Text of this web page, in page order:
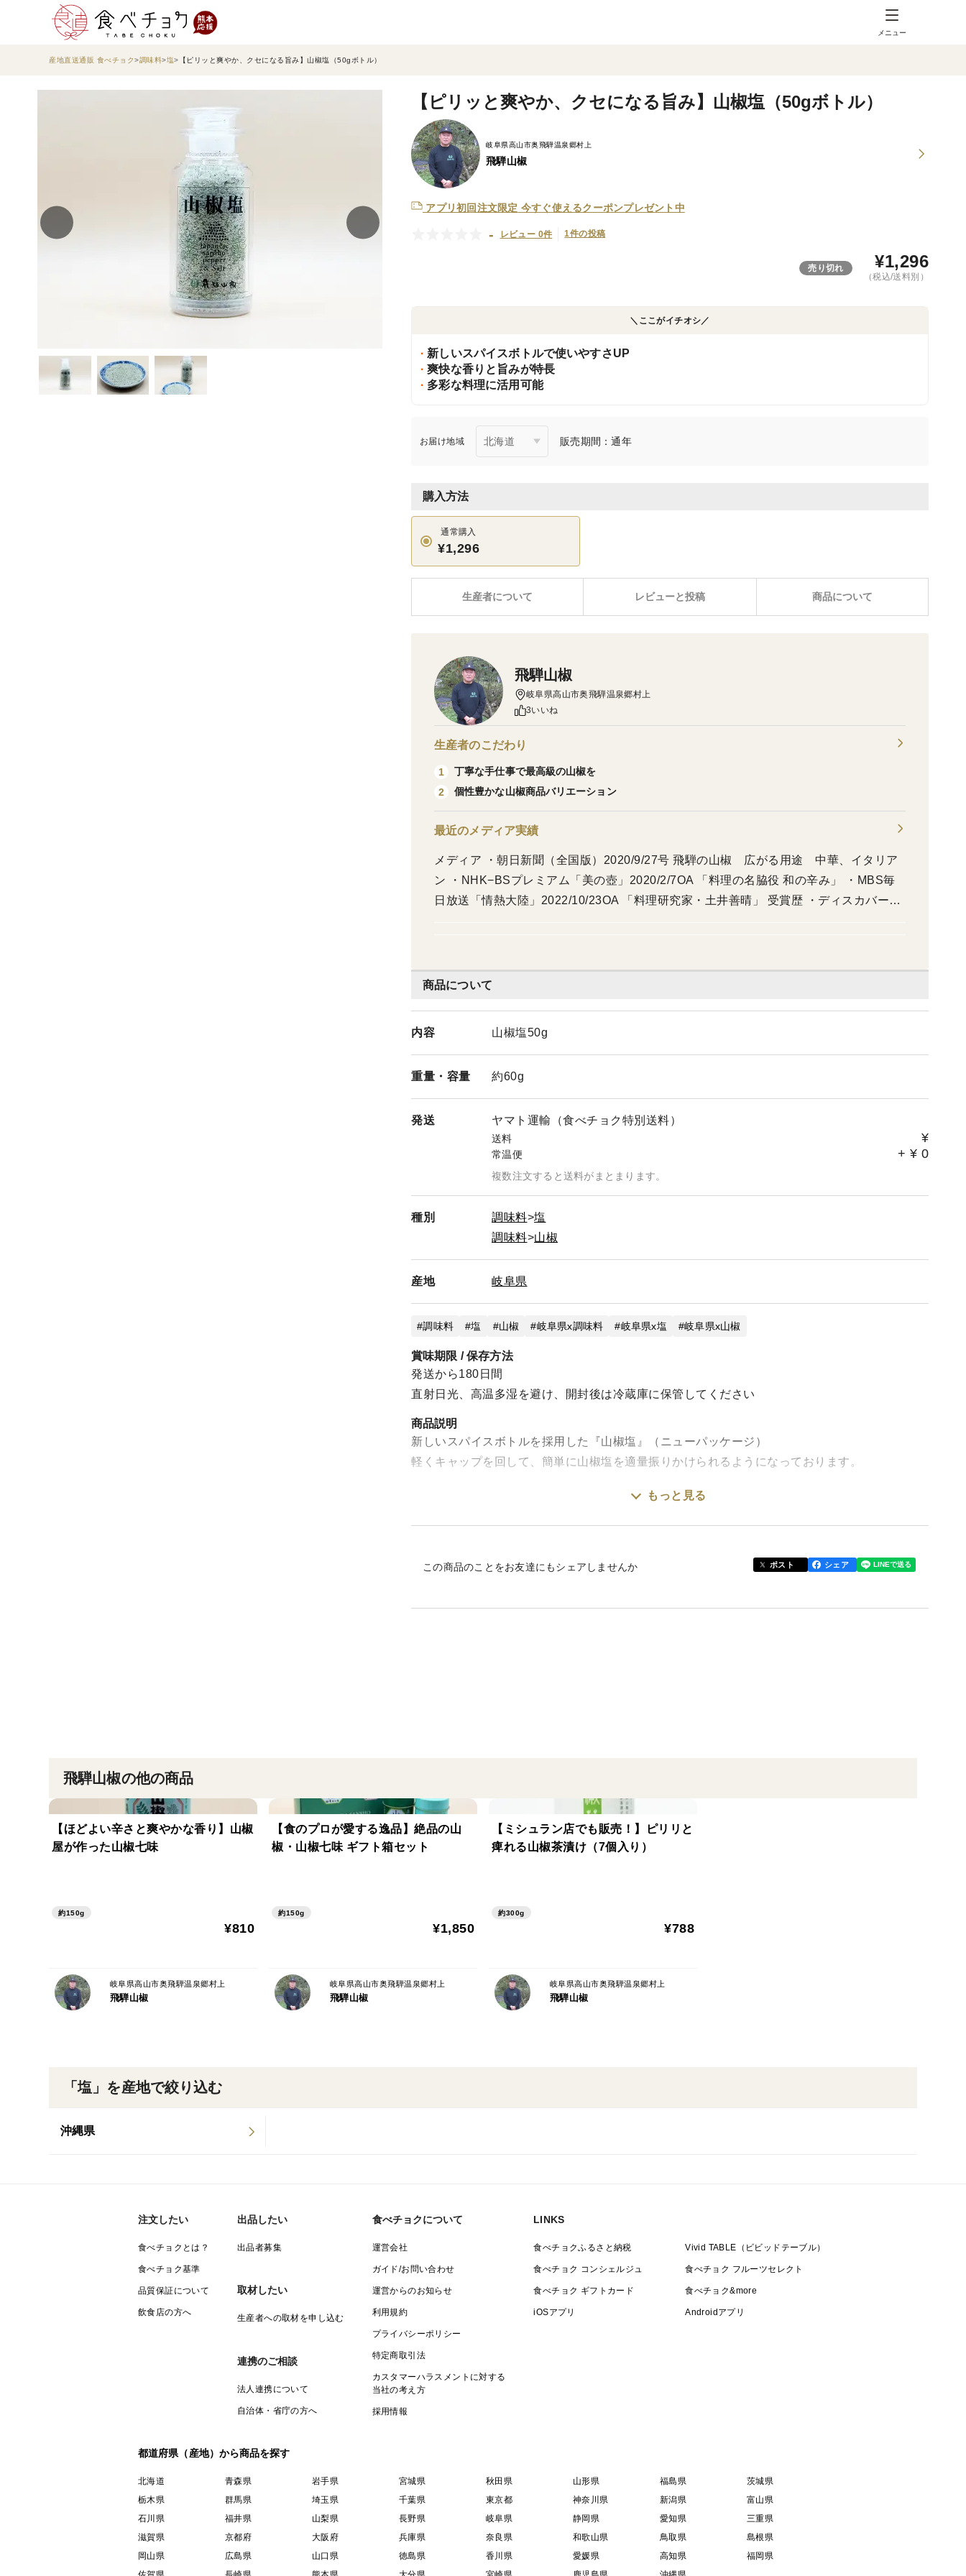
メニュー
産地直送通販 食べチョク 調味料 塩 【ピリッと爽やか、クセになる旨み】山椒塩（50gボトル）
【ピリッと爽やか、クセになる旨み】山椒塩（50gボトル）
岐阜県高山市奥飛騨温泉郷村上
飛騨山椒
アプリ初回注文限定 今すぐ使えるクーポンプレゼント中
- レビュー 0件 1件の投稿
売り切れ ¥1,296
（税込/送料別）
＼ここがイチオシ／
新しいスパイスボトルで使いやすさUP
爽快な香りと旨みが特長
多彩な料理に活用可能
お届け地域 販売期間：通年
購入方法
通常購入
¥1,296
レビューと投稿 商品について
生産者について
商品について
内容 山椒塩50g
重量・ 容量 約60g
発送 ヤマト運輸（食べチョク特別送料）
送料 ¥
常温便 + ¥ 0
複数注文すると送料がまとまります。
種別 調味料 塩
調味料
山椒
産地 岐阜県
調味料 塩 山椒 岐阜県x調味料 岐阜県x塩 岐阜県x山椒
賞味期限 / 保存方法
発送から180日間
直射日光、高温多湿を避け、開封後は冷蔵庫に保管してください
商品説明
新しいスパイスボトルを採用した『山椒塩』（ニューパッケージ）
軽くキャップを回して、簡単に山椒塩を適量振りかけられるようになっております。
これまで販売しておりました瓶タイプの同商品に比べ、大変使い勝手が良い新パッケージとなり
もっと見る
この商品のことをお友達にもシェアしませんか ポスト シェア
飛騨山椒
岐阜県高山市奥飛騨温泉郷村上
3いいね
生産者のこだわり
1
丁寧な手仕事で最高級の山椒を
2
個性豊かな山椒商品バリエーション
最近のメディア実績
メディア ・朝日新聞（全国版）2020/9/27号 飛騨の山椒 広がる用途 中華、イタリア
ン ・NHK−BSプレミアム「美の壺」2020/2/7OA 「料理の名脇役 和の辛み」 ・MBS毎
日放送「情熱大陸」2022/10/23OA 「料理研究家・土井善晴」 受賞歴 ・ディスカバー農
「塩」を産地で絞り込む
沖縄県
飛騨山椒の他の商品
【ほどよい辛さと爽やかな香り】山椒
屋が作った山椒七味
約150g
¥810
岐阜県高山市奥飛騨温泉郷村上
飛騨山椒
【食のプロが愛する逸品】絶品の山
椒・山椒七味 ギフト箱セット
約150g
¥1,850
岐阜県高山市奥飛騨温泉郷村上
飛騨山椒
【ミシュラン店でも販売！】ピリリと
痺れる山椒茶漬け（7個入り）
約300g
¥788
岐阜県高山市奥飛騨温泉郷村上
飛騨山椒
注文したい
食べチョクとは？
食べチョク基準
品質保証について
飲食店の方へ
出品したい
出品者募集
取材したい
生産者への取材を申し込む
連携のご相談
法人連携について
自治体・省庁の方へ
食べチョクについて
運営会社
ガイド/お問い合わせ
運営からのお知らせ
利用規約
プライバシーポリシー
特定商取引法
カスタマーハラスメントに対する
当社の考え方
採用情報
LINKS
食べチョクふるさと納税 Vivid TABLE（ビビッドテーブル）
食べチョク コンシェルジュ 食べチョク フルーツセレクト
食べチョク ギフトカード 食べチョク&more
iOSアプリ Androidアプリ
都道府県（産地）から商品を探す
北海道 青森県 岩手県 宮城県 秋田県 山形県 福島県
茨城県
栃木県
群馬県 埼玉県 千葉県 東京都 神奈川県 新潟県
富山県
石川県
福井県 山梨県 長野県 岐阜県 静岡県 愛知県
三重県
滋賀県
京都府 大阪府 兵庫県 奈良県 和歌山県 鳥取県
島根県
岡山県
広島県 山口県 徳島県 香川県 愛媛県 高知県
福岡県